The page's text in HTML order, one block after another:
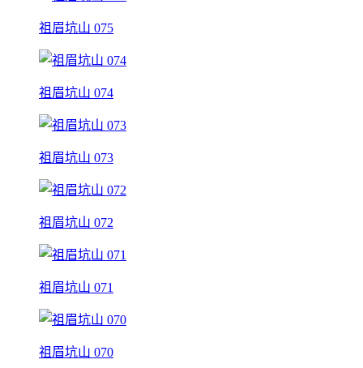
祖眉坑山 075
祖眉坑山 074
祖眉坑山 073
祖眉坑山 072
祖眉坑山 071
祖眉坑山 070